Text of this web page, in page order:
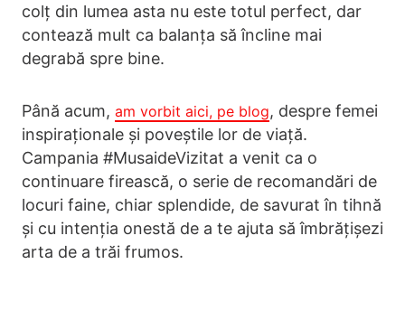
colț din lumea asta nu este totul perfect, dar
contează mult ca balanța să încline mai
degrabă spre bine.
Până acum, am vorbit aici, pe blog, despre femei
inspiraționale și poveștile lor de viață.
Campania #MusaideVizitat a venit ca o
continuare firească, o serie de recomandări de
locuri faine, chiar splendide, de savurat în tihnă
și cu intenția onestă de a te ajuta să îmbrățișezi
arta de a trăi frumos.